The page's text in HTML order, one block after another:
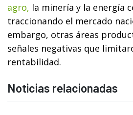
agro, la minería y la energía
traccionando el mercado
embargo, otras áreas
señales negativas que
rentabilidad.
Noticias relacionadas